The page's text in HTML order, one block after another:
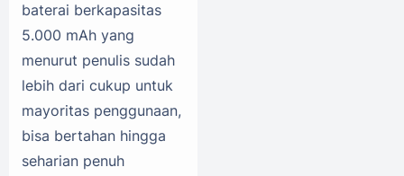
baterai berkapasitas
5.000 mAh yang
menurut penulis sudah
lebih dari cukup untuk
mayoritas penggunaan,
bisa bertahan hingga
seharian penuh